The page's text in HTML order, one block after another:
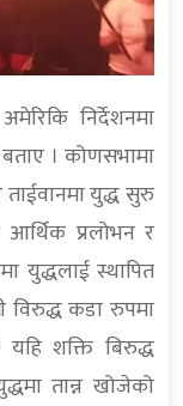
निर्देशनमा
। कोणसभामा
युद्ध सुरु
प्रलोभन र
युद्धलाई स्थापित
कडा रुपमा
यहि शक्ति बिरुद्ध
तान्न खोजेको